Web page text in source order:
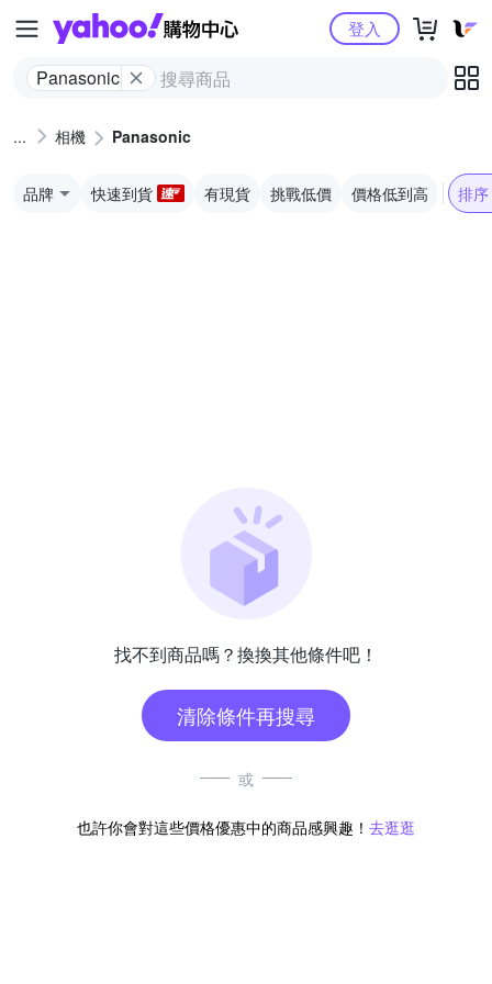
Yahoo購物中心
Panasonic
登入
相機 Panasonic
品牌 快速到貨 有現貨 挑戰低價 價格低到高 排序
找不到商品嗎？換換其他條件吧！
清除條件再搜尋
或
也許你會對這些價格優惠中的商品感興趣！ 去逛逛